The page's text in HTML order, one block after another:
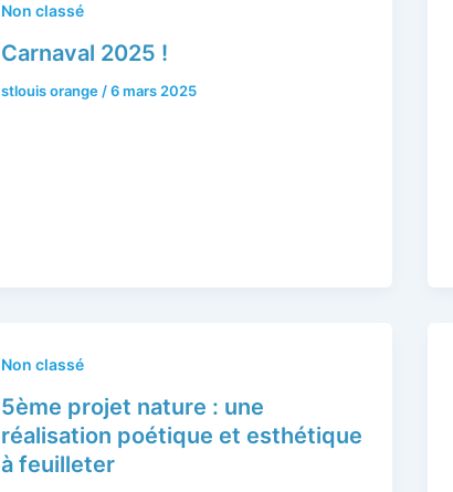
Non classé
Carnaval 2025 !
stlouis orange /6 mars 2025
Non classé
5ème projet nature : une
réalisation poétique et esthétique
à feuilleter